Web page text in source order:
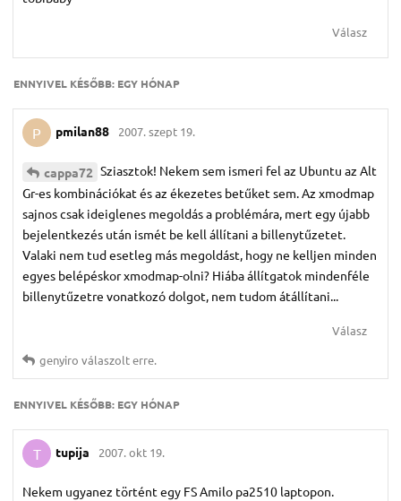
Válasz
ENNYIVEL KÉSŐBB: EGY HÓNAP
P pmilan88 2007. szept 19.
cappa72 Sziasztok! Nekem sem ismeri fel az Ubuntu az Alt
Gr-es kombinációkat és az ékezetes betűket sem. Az xmodmap
sajnos csak ideiglenes megoldás a problémára, mert egy újabb
bejelentkezés után ismét be kell állítani a billenytűzetet.
Valaki nem tud esetleg más megoldást, hogy ne kelljen minden
egyes belépéskor xmodmap-olni? Hiába állítgatok mindenféle
billenytűzetre vonatkozó dolgot, nem tudom átállítani...
Válasz
genyiro válaszolt erre.
ENNYIVEL KÉSŐBB: EGY HÓNAP
T tupija 2007. okt 19.
Nekem ugyanez történt egy FS Amilo pa2510 laptopon.